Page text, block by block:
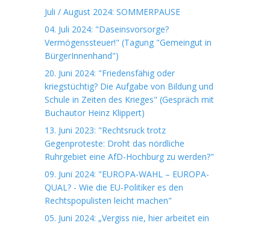
Juli / August 2024: SOMMERPAUSE
04. Juli 2024: "Daseinsvorsorge?
Vermögenssteuer!" (Tagung "Gemeingut in
BürgerInnenhand")
20. Juni 2024: "Friedensfähig oder
kriegstüchtig? Die Aufgabe von Bildung und
Schule in Zeiten des Krieges" (Gespräch mit
Buchautor Heinz Klippert)
13. Juni 2023: "Rechtsruck trotz
Gegenproteste: Droht das nördliche
Ruhrgebiet eine AfD-Hochburg zu werden?"
09. Juni 2024: "EUROPA-WAHL – EUROPA-
QUAL? - Wie die EU-Politiker es den
Rechtspopulisten leicht machen"
05. Juni 2024: „Vergiss nie, hier arbeitet ein